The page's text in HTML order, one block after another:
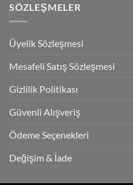
SÖZLEŞMELER
Üyelik Sözleşmesi
Mesafeli Satış Sözleşmesi
Gizlilik Politikası
Güvenli Alışveriş
Ödeme Seçenekleri
Değişim & İade